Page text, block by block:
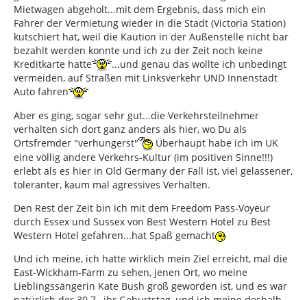
Mietwagen abgeholt...mit dem Ergebnis, dass mich ein
Fahrer der Vermietung wieder in die Stadt (Victoria Station)
kutschiert hat, weil die Kaution in der Außenstelle nicht bar
bezahlt werden konnte und ich zu der Zeit noch keine
Kreditkarte hatte
...und genau das wollte ich unbedingt
vermeiden, auf Straßen mit Linksverkehr UND Innenstadt
Auto fahren
Aber es ging, sogar sehr gut...die Verkehrsteilnehmer
verhalten sich dort ganz anders als hier, wo Du als
Ortsfremder "verhungerst"
Überhaupt habe ich im UK
eine völlig andere Verkehrs-Kultur (im positiven Sinne!!!)
erlebt als es hier in Old Germany der Fall ist, viel gelassener,
toleranter, kaum mal agressives Verhalten.
Den Rest der Zeit bin ich mit dem Freedom Pass-Voyeur
durch Essex und Sussex von Best Western Hotel zu Best
Western Hotel gefahren...hat Spaß gemacht
Und ich meine, ich hatte wirklich mein Ziel erreicht, mal die
East-Wickham-Farm zu sehen, jenen Ort, wo meine
Lieblingssängerin Kate Bush groß geworden ist, und es war